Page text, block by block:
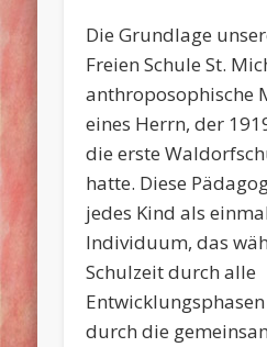
Die Grundlage
Freien Schule St.
anthroposophische
eines Herrn, der
die erste
hatte. Diese
jedes Kind als
Individuum, das
Schulzeit durch alle
durch die